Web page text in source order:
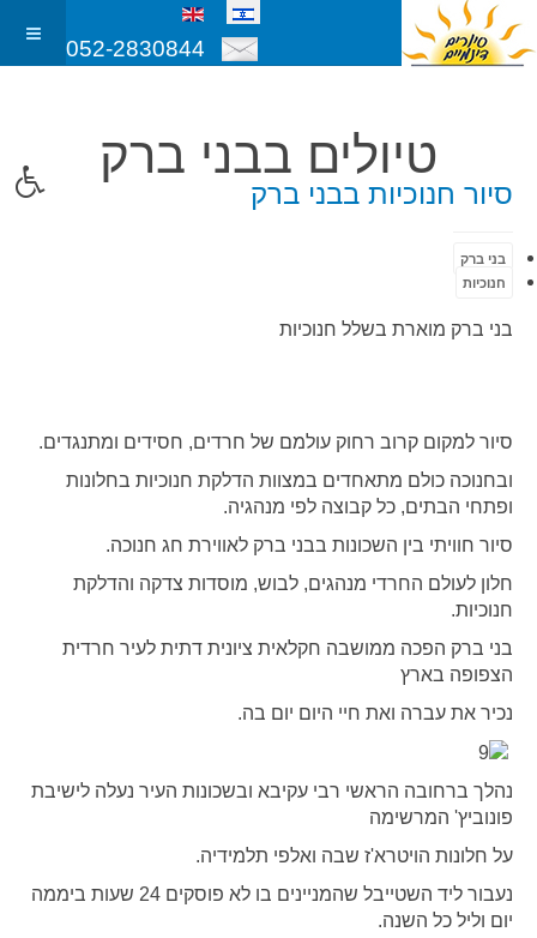
052-2830844
טיולים בבני ברק
סיור חנוכיות בבני ברק
בני ברק
חנוכיות
בני ברק מוארת בשלל חנוכיות
סיור למקום קרוב רחוק עולמם של חרדים, חסידים ומתנגדים.
ובחנוכה כולם מתאחדים במצוות הדלקת חנוכיות בחלונות
ופתחי הבתים, כל קבוצה לפי מנהגיה.
סיור חוויתי בין השכונות בבני ברק לאווירת חג חנוכה.
חלון לעולם החרדי מנהגים, לבוש, מוסדות צדקה והדלקת
חנוכיות.
בני ברק הפכה ממושבה חקלאית ציונית דתית לעיר חרדית
הצפופה בארץ
נכיר את עברה ואת חיי היום יום בה.
נהלך ברחובה הראשי רבי עקיבא ובשכונות העיר נעלה לישיבת
פונוביץ' המרשימה
על חלונות הויטרא'ז שבה ואלפי תלמידיה.
נעבור ליד השטייבל שהמניינים בו לא פוסקים 24 שעות ביממה
יום וליל כל השנה.